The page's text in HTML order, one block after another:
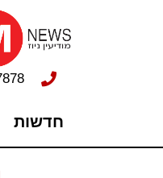
חדשות